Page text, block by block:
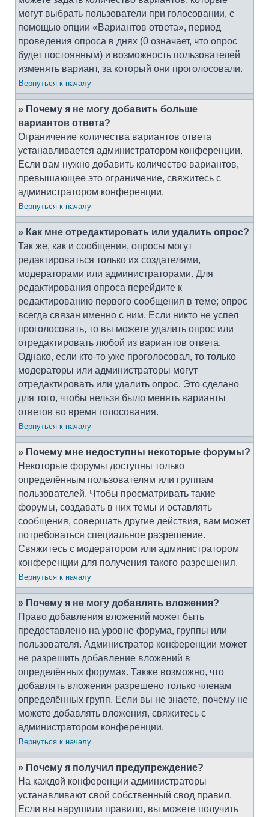
могут выбрать пользователи при голосовании, с
помощью опции «Вариантов ответа», период
проведения опроса в днях (0 означает, что опрос
будет постоянным) и возможность пользователей
изменять вариант, за который они проголосовали.
Вернуться к началу
» Почему я не могу добавить больше
вариантов ответа?
Ограничение количества вариантов ответа
устанавливается администратором конференции.
Если вам нужно добавить количество вариантов,
превышающее это ограничение, свяжитесь с
администратором конференции.
Вернуться к началу
» Как мне отредактировать или удалить опрос?
Так же, как и сообщения, опросы могут
редактироваться только их создателями,
модераторами или администраторами. Для
редактирования опроса перейдите к
редактированию первого сообщения в теме; опрос
всегда связан именно с ним. Если никто не успел
проголосовать, то вы можете удалить опрос или
отредактировать любой из вариантов ответа.
Однако, если кто-то уже проголосовал, то только
модераторы или администраторы могут
отредактировать или удалить опрос. Это сделано
для того, чтобы нельзя было менять варианты
ответов во время голосования.
Вернуться к началу
» Почему мне недоступны некоторые форумы?
Некоторые форумы доступны только
определённым пользователям или группам
пользователей. Чтобы просматривать такие
форумы, создавать в них темы и оставлять
сообщения, совершать другие действия, вам может
потребоваться специальное разрешение.
Свяжитесь с модератором или администратором
конференции для получения такого разрешения.
Вернуться к началу
» Почему я не могу добавлять вложения?
Право добавления вложений может быть
предоставлено на уровне форума, группы или
пользователя. Администратор конференции может
не разрешить добавление вложений в
определённых форумах. Также возможно, что
добавлять вложения разрешено только членам
определённых групп. Если вы не знаете, почему не
можете добавлять вложения, свяжитесь с
администратором конференции.
Вернуться к началу
» Почему я получил предупреждение?
На каждой конференции администраторы
устанавливают свой собственный свод правил.
Если вы нарушили правило, вы можете получить